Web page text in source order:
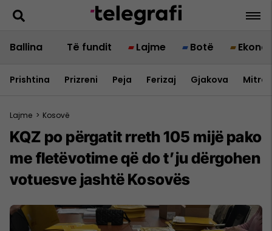
Ballina Të fundit Lajme Botë
Prishtina Prizreni Peja Ferizaj Gjakova
Lajme > Kosovë
KQZ po përgatit rreth 105 mijë pako
me fletëvotime që do t’ju dërgohen
votuesve jashtë Kosovës